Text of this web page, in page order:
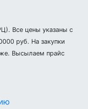
Все цены указаны с
руб. На закупки
Высылаем прайс